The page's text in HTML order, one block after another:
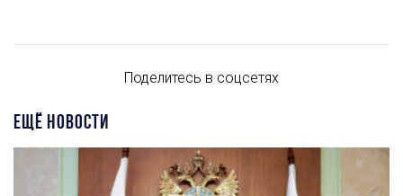
Поделитесь в соцсетях
ЕЩЁ НОВОСТИ